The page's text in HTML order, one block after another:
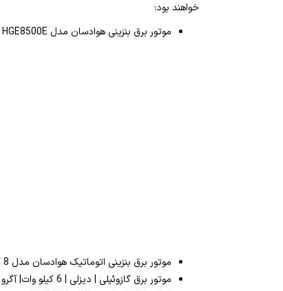
خواهند بود:
موتور برق بنزینی هوادسان مدل HGE8500E (توان 8000 وات)
موتور برق بنزینی اتوماتیک هوادسان مدل 8 کیلووات
موتور برق گازوئیلی | دیزلی | 6 کیلو وات| آگرو